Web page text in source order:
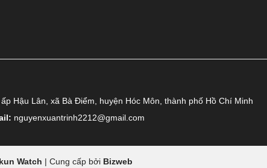
Hậu Lân, xã Bà Điểm, huyện Hóc Môn, thành phố Hồ Chí Minh
nguyenxuantrinh2212@gmail.com
Watch | Cung cấp bởi Bizweb